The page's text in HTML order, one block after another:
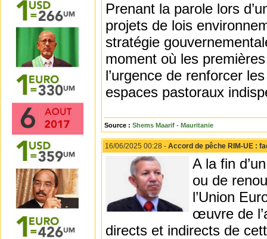
Prenant la parole lors
projets de lois
stratégie
moment où les
l’urgence de renforcer
espaces pastoraux
Source : Shems Maarif - Mauritanie
16/06/2025 00:28 - Accord de pêche RIM-UE :
A la fin
ou de
l’Union
œuvre de
directs et indirects de